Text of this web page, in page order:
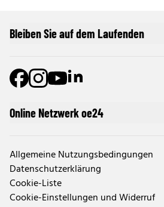
Online Netzwerk oe24
Allgemeine Nutzungsbedingungen
Datenschutzerklärung
Cookie-Liste
Cookie-Einstellungen und Widerruf
Bleiben Sie auf dem Laufenden